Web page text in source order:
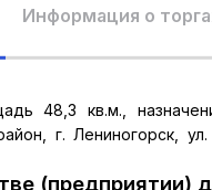
Информация о
48,3 кв.м.,
г. Лениногорск,
(предприятии)